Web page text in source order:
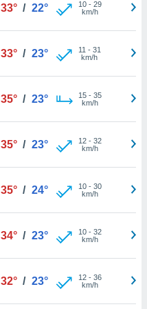
33° / 22° 10- 29
km/h
33° / 23° 11 - 31
km/h
35° / 23° 15- 35
km/h
35° / 23° 12- 32
km/h
35° / 24° 10- 30
km/h
34° / 23° 10- 32
km/h
32° / 23° 12- 36
km/h